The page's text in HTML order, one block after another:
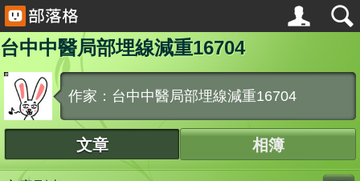
台中中醫局部埋線減重16704
作家：台中中醫局部埋線減重16704
文章 相簿